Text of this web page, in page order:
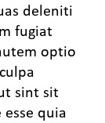
deleniti
fugiat
optio
sint sit
quia